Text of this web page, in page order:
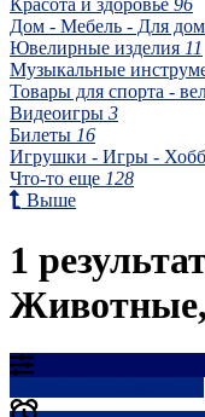
Красота и здоровье 96
Дом - Мебель - Для
Ювелирные изделия 11
Музыкальные
Товары для спорта -
Видеоигры 3
Билеты 16
Игрушки - Игры -
Что-то еще 128
Выше
1